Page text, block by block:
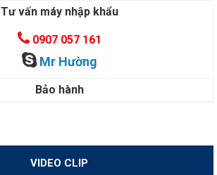
Tư vấn máy nhập khẩu
0907 057 161
Mr Hường
Bảo hành
VIDEO CLIP